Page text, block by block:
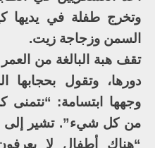
وتخرج طفلة في يديها
السمن وزجاجة زيت.
دورها، وتقول
وجهها ابتسامة: “نتمنى
من كل شيء”. تشير إلى
“هناك أطفال لا